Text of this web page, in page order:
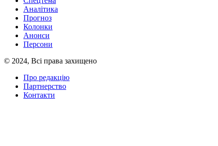
Аналітика
Прогноз
Колонки
Анонси
Персони
© 2024, Всі права захищено
Про редакцію
Партнерство
Контакти